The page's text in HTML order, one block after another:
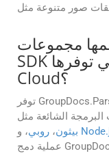
مجموعات
SDK التي توفرها GroupDocs.Parser
Cloud؟
توفر GroupDocs.Parser Cloud مجموعات تطوير البرامج (SDK)
بيثون، روبي